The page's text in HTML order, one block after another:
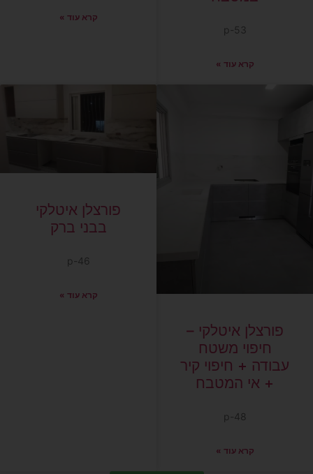
p-53
קרא עוד »
קרא עוד »
פורצלן איטלקי –
חיפוי משטח
עבודה + חיפוי קיר
+ אי המטבח
p-48
קרא עוד »
פורצלן איטלקי
בבני ברק
p-46
קרא עוד »